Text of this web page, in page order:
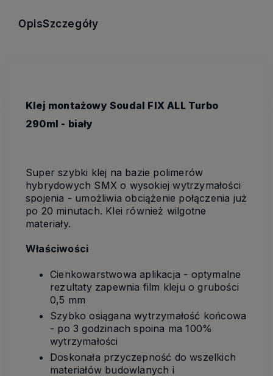
OpisSzczegóły
Klej montażowy Soudal FIX ALL Turbo
290ml - biały
Super szybki klej na bazie polimerów
hybrydowych SMX o wysokiej wytrzymałości
spojenia - umożliwia obciążenie połączenia już
po 20 minutach. Klei również wilgotne
materiały.
Właściwości
Cienkowarstwowa aplikacja - optymalne
rezultaty zapewnia film kleju o grubości
0,5 mm
Szybko osiągana wytrzymałość końcowa
- po 3 godzinach spoina ma 100%
wytrzymałości
Doskonała przyczepność do wszelkich
materiałów budowlanych i